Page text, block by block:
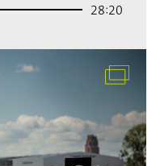
28:20